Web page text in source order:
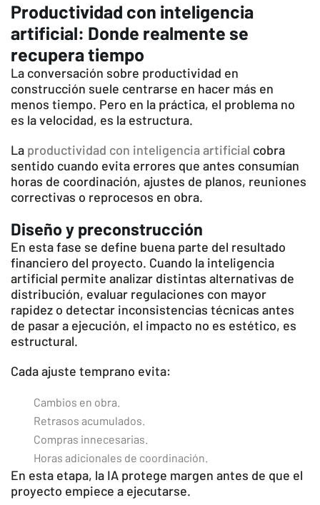
Productividad con inteligencia
artificial: Donde realmente se
recupera tiempo
La conversación sobre productividad en
construcción suele centrarse en hacer más en
menos tiempo. Pero en la práctica, el problema no
es la velocidad, es la estructura.
La productividad con inteligencia artificial cobra
sentido cuando evita errores que antes consumían
horas de coordinación, ajustes de planos, reuniones
correctivas o reprocesos en obra.
Diseño y preconstrucción
En esta fase se define buena parte del resultado
financiero del proyecto. Cuando la inteligencia
artificial permite analizar distintas alternativas de
distribución, evaluar regulaciones con mayor
rapidez o detectar inconsistencias técnicas antes
de pasar a ejecución, el impacto no es estético, es
estructural.
Cada ajuste temprano evita:
Cambios en obra.
Retrasos acumulados.
Compras innecesarias.
Horas adicionales de coordinación.
En esta etapa, la IA protege margen antes de que el
proyecto empiece a ejecutarse.